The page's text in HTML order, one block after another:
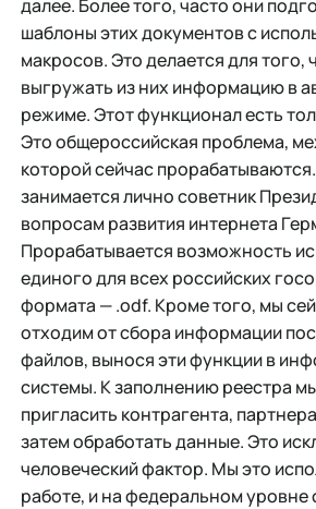
далее. Более того, часто они
шаблоны этих документов с
макросов. Это делается для того,
выгружать из них информацию в
режиме. Этот функционал есть
Это общероссийская проблема,
которой сейчас
занимается лично советник
вопросам развития интернета
Прорабатывается возможность
единого для всех российских
формата — .odf. Кроме того, мы
отходим от сбора информации
файлов, вынося эти функции в
системы. К заполнению реестра
пригласить контрагента,
затем обработать данные. Это
человеческий фактор. Мы это
работе, и на федеральном уровне